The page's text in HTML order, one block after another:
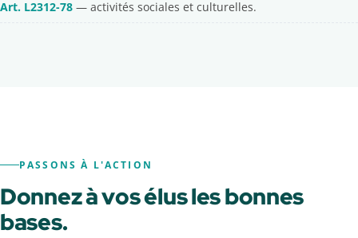
Art. L2312-78 — activités sociales et culturelles.
PASSONS À L'ACTION
Donnez à vos élus les bonnes
bases.